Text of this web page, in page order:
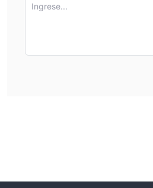
Ingrese...